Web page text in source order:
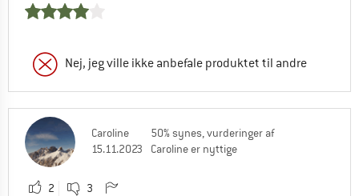
Nej, jeg ville ikke anbefale produktet til andre
Caroline
15.11.2023
50% synes, vurderinger af
Caroline er nyttige
2 3